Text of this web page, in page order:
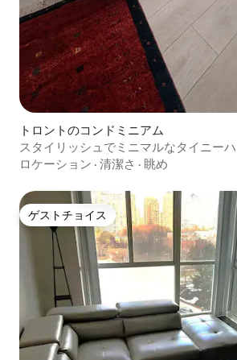
トロントのコンドミニアム
スタイリッシュでミニマルなタイニー
ロケーション · 清潔さ · 眺め
ゲストチョイス
ゲストチョイス